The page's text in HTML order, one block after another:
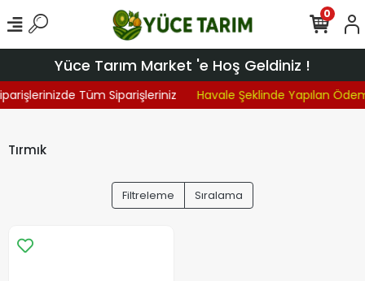
Yüce Tarım Market 'e Hoş Geldiniz !
Tüm Siparişleriniz Havale Şeklinde Yapılan
0
Tırmık
Filtreleme Sıralama